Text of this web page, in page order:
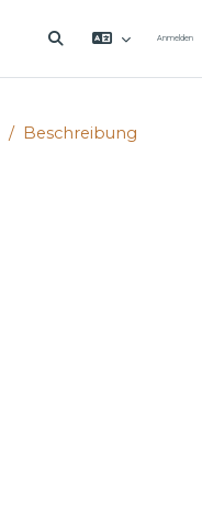
SUCHEINGABE
Anmelden
Beschreibung